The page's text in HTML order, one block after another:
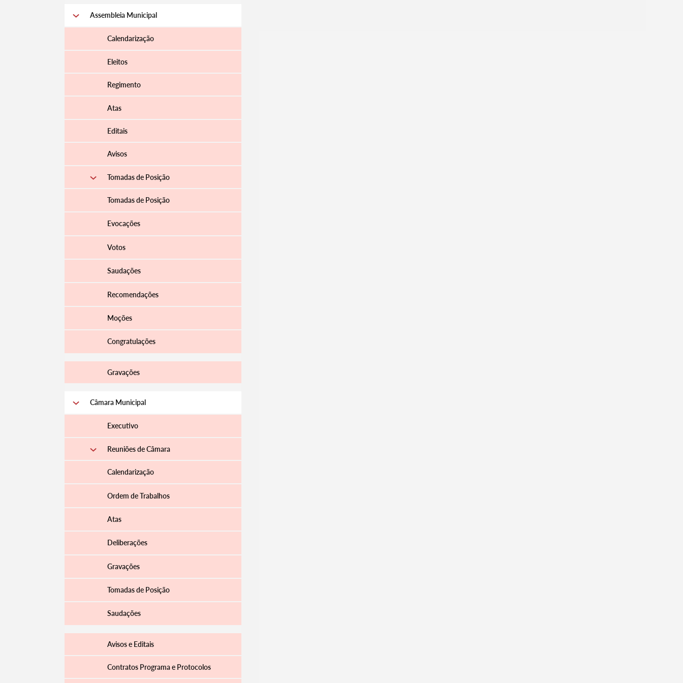
Assembleia Municipal
Calendarização
Eleitos
Regimento
Atas
Editais
Avisos
Tomadas de Posição
Tomadas de Posição
Evocações
Votos
Saudações
Recomendações
Moções
Congratulações
Gravações
Câmara Municipal
Executivo
Reuniões de Câmara
Calendarização
Ordem de Trabalhos
Atas
Deliberações
Gravações
Tomadas de Posição
Saudações
Avisos e Editais
Contratos Programa e Protocolos